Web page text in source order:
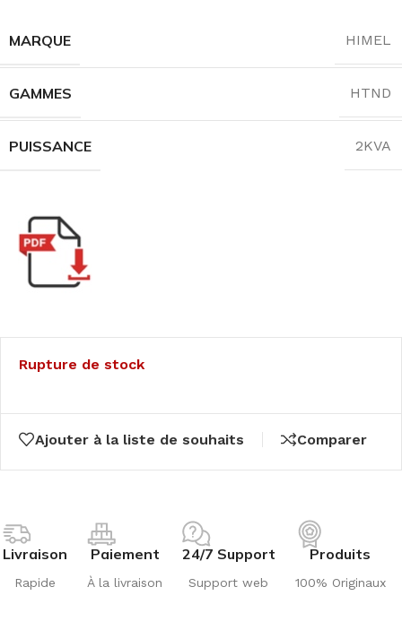
MARQUE HIMEL
GAMMES HTND
PUISSANCE 2KVA
Rupture de stock
Ajouter à la liste de souhaits Comparer
Livraison
Rapide
Paiement
À la livraison
24/7 Support
Support web
Produits
100% Originaux